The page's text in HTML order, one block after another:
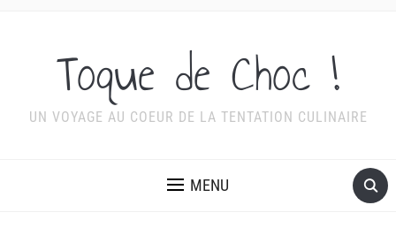
Toque de Choc !
UN VOYAGE AU COEUR DE LA TENTATION CULINAIRE
MENU